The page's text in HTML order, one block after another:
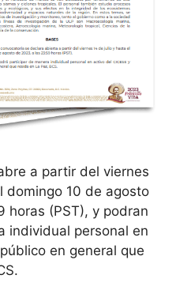
a partir del viernes
domingo 10 de agosto
horas (PST), y podran
individual personal en
en general que